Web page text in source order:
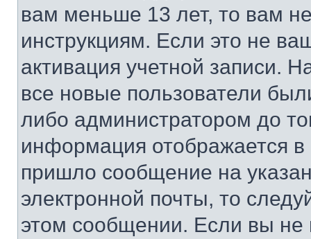
вам меньше 13 лет, то вам
инструкциям. Если это не
активация учетной записи.
все новые пользователи
либо администратором до
информация отображается
пришло сообщение на
электронной почты, то
этом сообщении. Если вы